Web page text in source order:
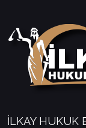
İLKAY HUKUK